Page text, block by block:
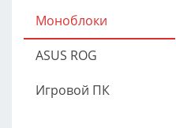
Моноблоки
ASUS ROG
Игровой ПК